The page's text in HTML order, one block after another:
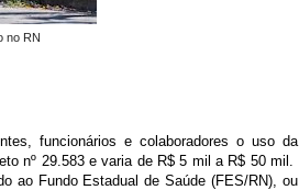
no RN
funcionários e colaboradores o uso da
nº 29.583 e varia de R$ 5 mil a R$ 50 mil.
ao Fundo Estadual de Saúde (FES/RN), ou